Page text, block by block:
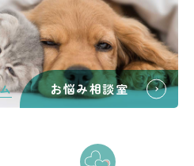
お悩み相談室